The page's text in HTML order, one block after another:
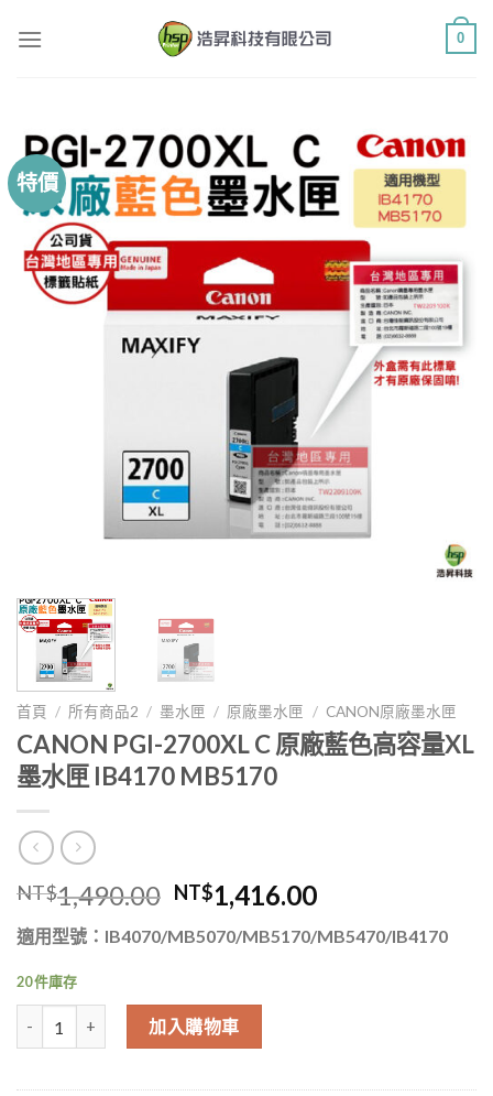
0
特價
首頁 / 所有商品2 / 墨水匣 / 原廠墨水匣 / CANON原廠墨水匣
CANON PGI-2700XL C 原廠藍色高容量XL
墨水匣 IB4170 MB5170
NT$1,490.00 原
價
NT$1,490.00。
NT$1,416.00目
價
適用型號：IB4070/MB5070/MB5170/MB5470/IB4170
20 件庫存
CANON PGI-2700XL C 原廠藍色高容量XL墨水匣 IB4170 MB5170
加入購物車